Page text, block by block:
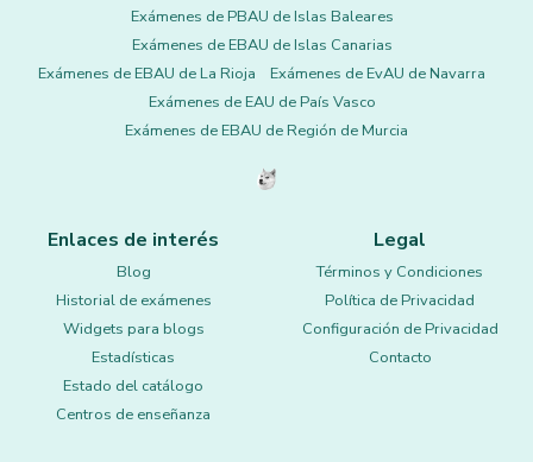
Exámenes de PBAU de Islas Baleares
Exámenes de EBAU de Islas Canarias
Exámenes de EBAU de La Rioja
Exámenes de EvAU de Navarra
Exámenes de EAU de País Vasco
Exámenes de EBAU de Región de Murcia
Enlaces de interés
Blog
Historial de exámenes
Widgets para blogs
Estadísticas
Estado del catálogo
Centros de enseñanza
Legal
Términos y Condiciones
Política de Privacidad
Configuración de Privacidad
Contacto